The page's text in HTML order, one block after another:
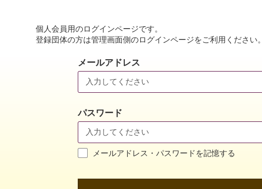
個人会員用のログインページです。
登録団体の方は管理画面側のログインページをご利用ください。
メールアドレス
パスワード
メールアドレス・パスワードを記憶する